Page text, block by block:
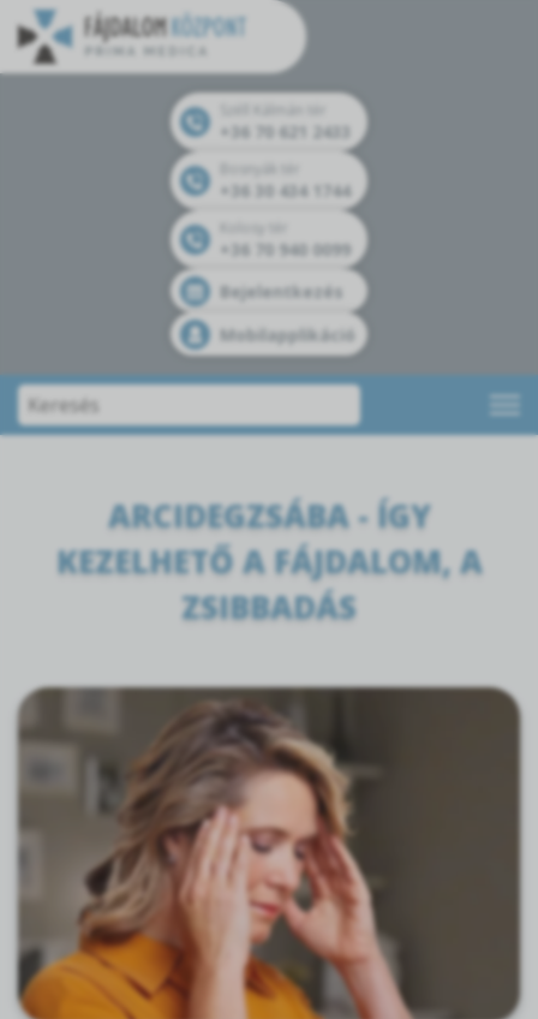
+36 70 621 2433
+36 30 434 1744
+36 70 940 0099
Bejelentkezés
Mobilapplikáció
ARCIDEGZSÁBA - ÍGY
KEZELHETŐ A FÁJDALOM, A
ZSIBBADÁS